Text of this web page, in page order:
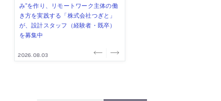
式会社」が、設計スタッフ（経験
者・既卒・2027年新卒）を募集中
2026.08.07
み”を作り、リモートワーク主体の働
き方を実践する「株式会社つぎと」
が、設計スタッフ（経験者・既卒）
を募集中
2026.08.03
ー (業務委託) を募集中
2026.08.03
け、スタッフ同士で助け合う環境づ
くりも行う「E.A.S.T.architects」
が、設計スタッフ（経験者・既卒・
2027年新卒）を募集中
2026.07.31
ALA INC.」が、設計スタッフ・アル
バイト・事務職を募集中
2026.07.30